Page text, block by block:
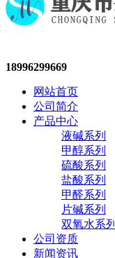
18996299669
网站首页
公司简介
产品中心
液碱系列
甲醇系列
硫酸系列
盐酸系列
甲醛系列
片碱系列
双氧水系列
公司资质
新闻资讯